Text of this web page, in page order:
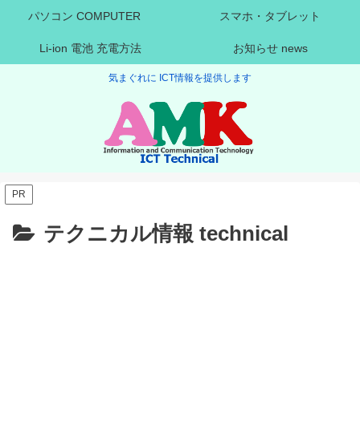
気まぐれに ICT情報を提供します
パソコン COMPUTER スマホ・タブレット
Li-ion 電池 充電方法 お知らせ news
PR
テクニカル情報 technical